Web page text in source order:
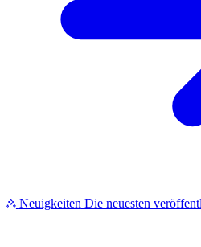
Neuigkeiten Die neuesten